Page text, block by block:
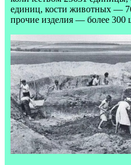
единиц, кости животных —
прочие изделия — более 300